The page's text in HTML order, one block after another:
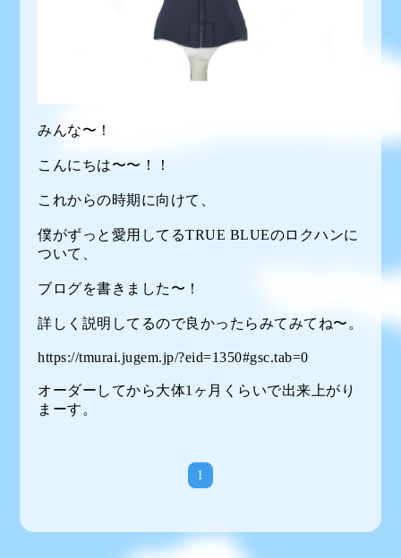
みんな〜！
こんにちは〜〜！！
これからの時期に向けて、
僕がずっと愛用してるTRUE BLUEのロクハンに
ついて、
ブログを書きました〜！
詳しく説明してるので良かったらみてみてね〜。
https://tmurai.jugem.jp/?eid=1350#gsc.tab=0
オーダーしてから大体1ヶ月くらいで出来上がり
まーす。
1